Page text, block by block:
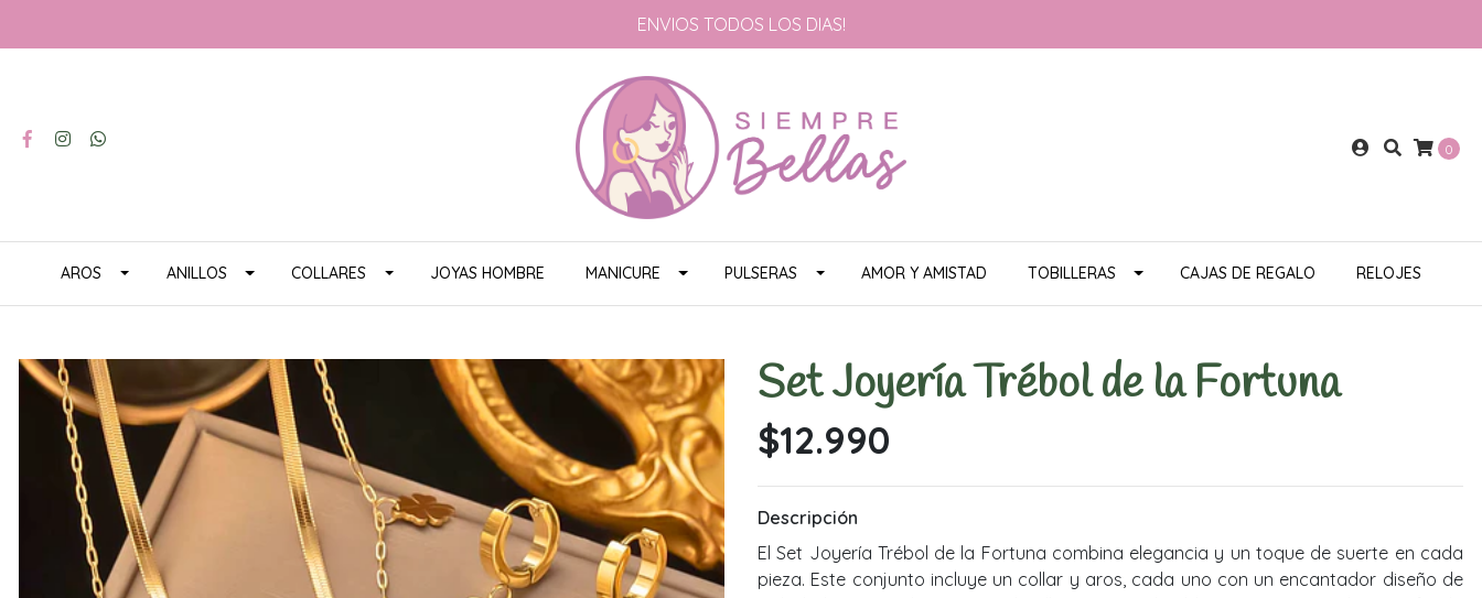
ENVIOS TODOS LOS DIAS!
0
AROS ANILLOS COLLARES JOYAS HOMBRE MANICURE PULSERAS AMOR Y AMISTAD TOBILLERAS CAJAS DE REGALO RELOJES
Set Joyería Trébol de la Fortuna
$12.990
Descripción
El Set Joyería Trébol de la Fortuna combina elegancia y un toque de suerte en cada
pieza. Este conjunto incluye un collar y aros, cada uno con un encantador diseño de